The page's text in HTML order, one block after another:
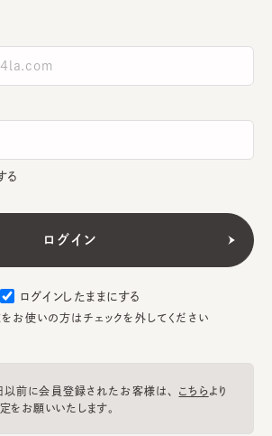
る
ログインしたままにする
お使いの方はチェックを外してください
前に会員登録されたお客様は、 こちらより
をお願いいたします。